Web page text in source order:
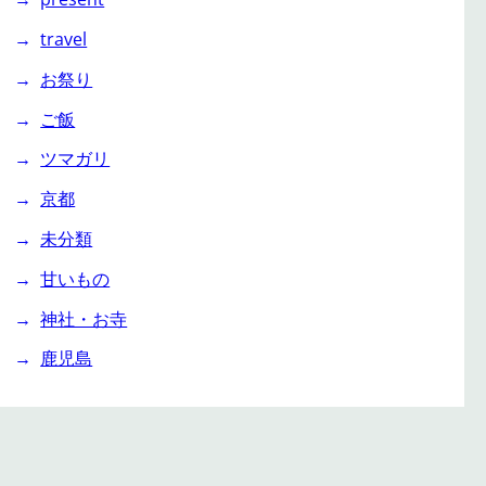
travel
お祭り
ご飯
ツマガリ
京都
未分類
甘いもの
神社・お寺
鹿児島